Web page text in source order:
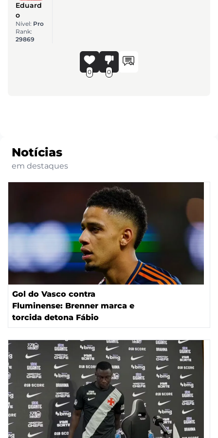
Eduard
o
Nível: Pro
Rank:
29869
0 0
Notícias
em destaques
Gol do Vasco contra
Fluminense: Brenner marca e
torcida detona Fábio